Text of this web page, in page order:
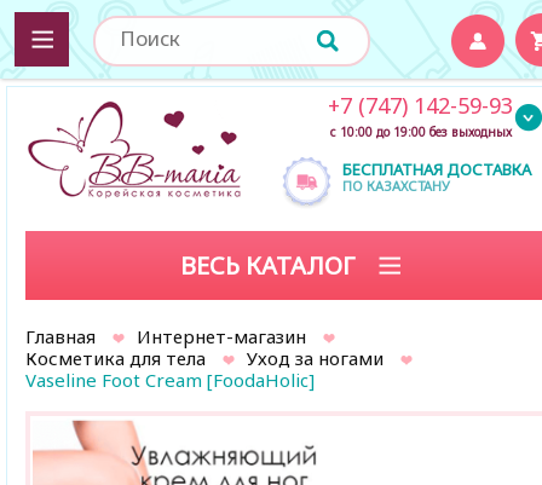
БЕСПЛАТНАЯ ДОСТАВКА
ПО КАЗАХСТАНУ
+7 (747) 142-59-93
с 10:00 до 19:00 без выходных
ВЕСЬ КАТАЛОГ
Главная
Интернет-магазин
Косметика для тела
Уход за ногами
Vaseline Foot Cream [FoodaHolic]